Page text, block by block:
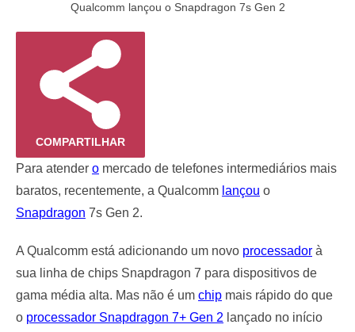
Qualcomm lançou o Snapdragon 7s Gen 2
COMPARTILHAR
Para atender o mercado de telefones intermediários mais
baratos, recentemente, a Qualcomm lançou o
Snapdragon 7s Gen 2.
A Qualcomm está adicionando um novo processador à
sua linha de chips Snapdragon 7 para dispositivos de
gama média alta. Mas não é um chip mais rápido do que
o processador Snapdragon 7+ Gen 2 lançado no início